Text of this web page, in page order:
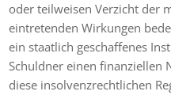
oder teilweisen Verzicht der
eintretenden Wirkungen
ein staatlich geschaffenes
Schuldner einen finanziellen
diese insolvenzrechtlichen